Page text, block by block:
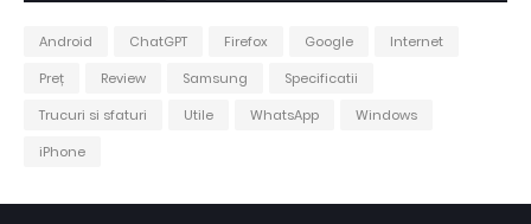
Android ChatGPT Firefox Google
Internet
Preț
Review Samsung
Specificatii
Trucuri si sfaturi
Utile WhatsApp
Windows
iPhone